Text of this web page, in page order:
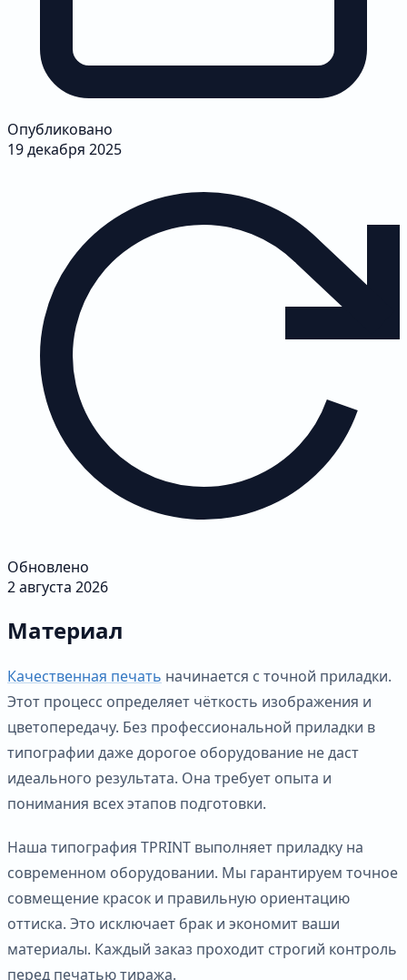
Опубликовано
19 декабря 2025
Обновлено
2 августа 2026
Материал
Качественная печать начинается с точной приладки.
Этот процесс определяет чёткость изображения и
цветопередачу. Без профессиональной приладки в
типографии даже дорогое оборудование не даст
идеального результата. Она требует опыта и
понимания всех этапов подготовки.
Наша типография TPRINT выполняет приладку на
современном оборудовании. Мы гарантируем точное
совмещение красок и правильную ориентацию
оттиска. Это исключает брак и экономит ваши
материалы. Каждый заказ проходит строгий контроль
перед печатью тиража.